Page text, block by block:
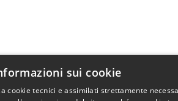
sui cookie
cookie tecnici e assimilati strettamente